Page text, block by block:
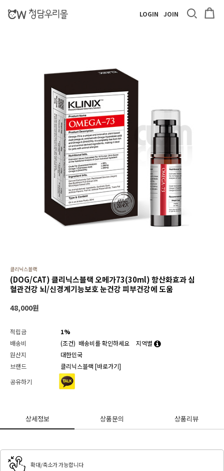
LOGIN JOIN
클리닉스블랙
(DOG/CAT) 클리닉스블랙 오메가73(30ml) 항산화효과 심
혈관건강 뇌/신경계기능보호 눈건강 피부건강에 도움
48,000원
적립금
1%
배송비
(조건) 배송비를 확인하세요
지역별
원산지
대한민국
브랜드
클리닉스블랙 [바로가기]
공유하기
상세정보 상품문의 상품리뷰
확대/축소가 가능합니다